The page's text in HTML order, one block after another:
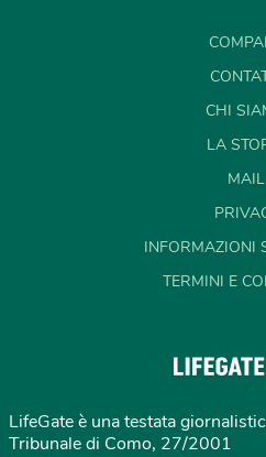
CHI
LA
MAIL
INFORMAZIONI
TERMINI E
LifeGate è una testata
Tribunale di Como, 27/2001